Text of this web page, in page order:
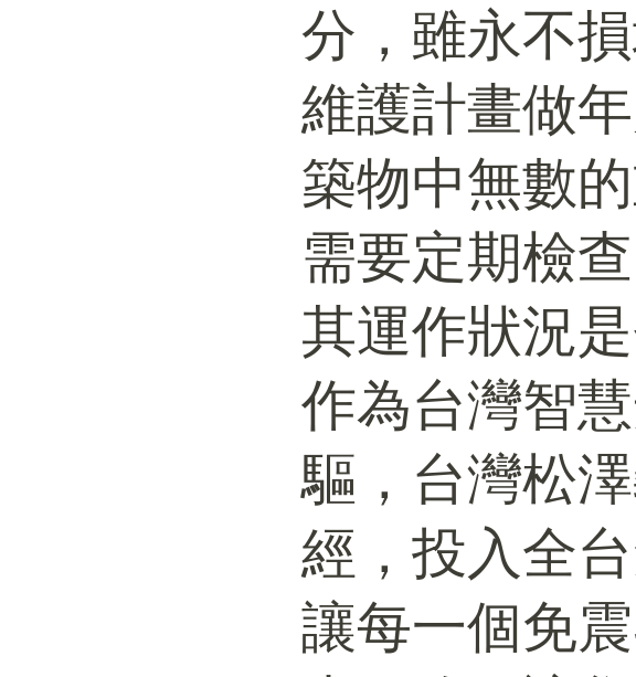
分，雖永不
維護計畫做
築物中無數
需要定期檢
其運作狀況是
作為台灣智
驅，台灣松
經，投入全
讓每一個免